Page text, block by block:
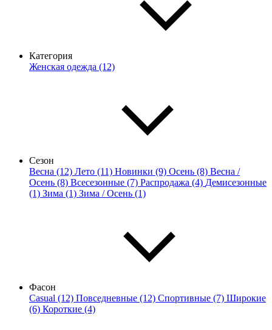
Категория
Женская одежда (12)
Сезон
Весна (12) Лето (11) Новинки (9) Осень (8) Весна /
Осень (8) Всесезонные (7) Распродажа (4) Демисезонные
(1) Зима (1) Зима / Осень (1)
Фасон
Casual (12) Повседневные (12) Спортивные (7) Широкие
(6) Короткие (4)